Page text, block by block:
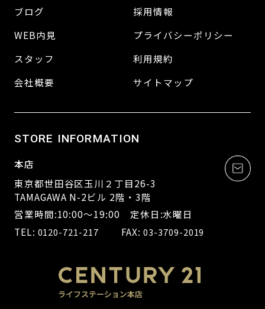
ブログ
WEB内見
スタッフ
会社概要
採用情報
プライバシーポリシー
利用規約
サイトマップ
STORE INFORMATION
本店
東京都世田谷区玉川２丁目26-3
TAMAGAWA N-2ビル 2階・3階
営業時間:10:00～19:00 定休日:水曜日
TEL: 0120-721-217 FAX:03-3709-2019